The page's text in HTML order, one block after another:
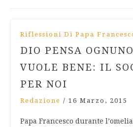
Riflessioni Di Papa
DIO PENSA
VUOLE BENE: IL
PER NOI
Redazione / 16 Marzo, 2015
Papa Francesco durante